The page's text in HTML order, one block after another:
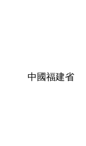
中國福建省